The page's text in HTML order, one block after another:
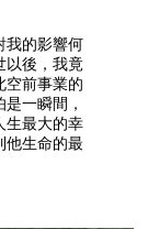
我的影響何
以後，我竟
空前事業的
一瞬間，
生最大的幸
他生命的最